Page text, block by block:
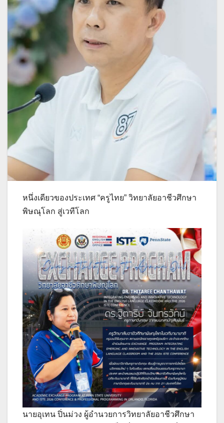
หนึ่งเดียวของประเทศ “ครูไทย” วิทยาลัยอาชีวศึกษา
พิษณุโลก สู่เวทีโลก
นายอุเทน ปิ่นม่วง ผู้อำนวยการวิทยาลัยอาชีวศึกษา